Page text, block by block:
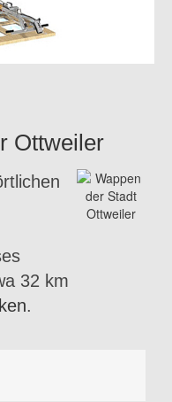
Ottweiler
32 km
.